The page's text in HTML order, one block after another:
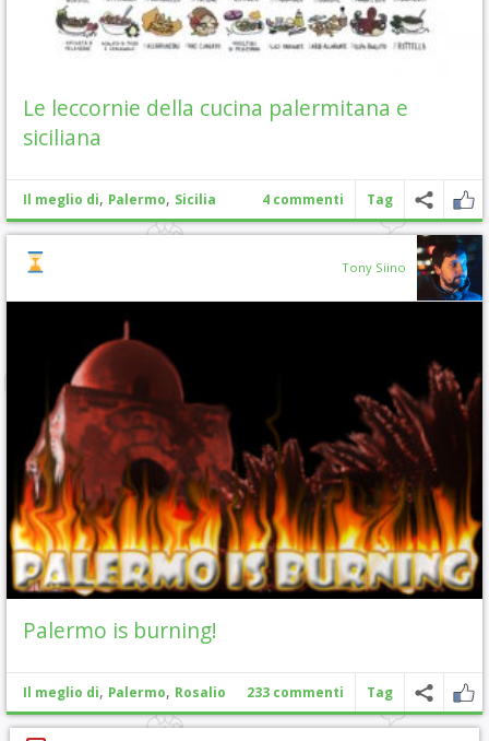
Le leccornie della cucina palermitana e
siciliana
Il meglio di, Palermo, Sicilia 4 commenti Tag
Tony Siino
Palermo is burning!
Il meglio di, Palermo, Rosalio 233 commenti Tag